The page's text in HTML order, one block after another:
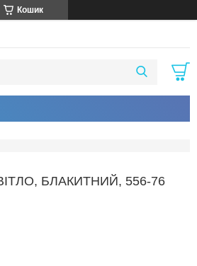
Кошик
БЛАКИТНИЙ, 556-76